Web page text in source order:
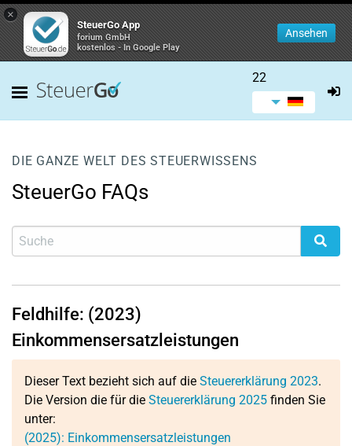
×
SteuerGo App
forium GmbH
kostenlos - In Google Play
Ansehen
22
DIE GANZE WELT DES STEUERWISSENS
SteuerGo FAQs
Feldhilfe: (2023)
Einkommensersatzleistungen
Dieser Text bezieht sich auf die Steuererklärung 2023.
Die Version die für die Steuererklärung 2025 finden Sie
unter:
(2025): Einkommensersatzleistungen